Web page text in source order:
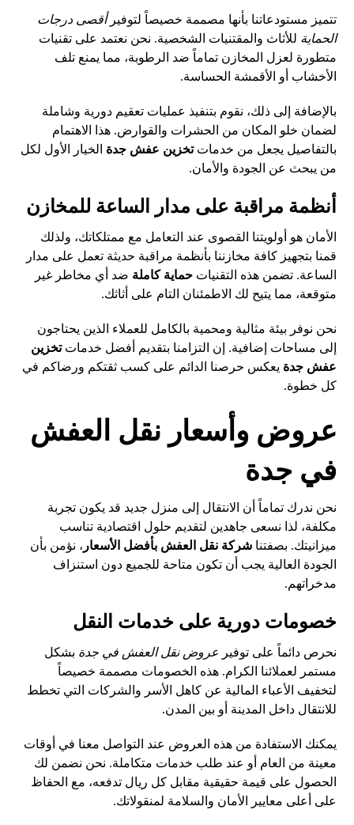
تتميز مستودعاتنا بأنها مصممة خصيصاً لتوفيرأقصى درجات
الحماية للأثاث والمقتنيات الشخصية. نحن نعتمد على تقنيات
متطورة لعزل المخازن تماماً ضد الرطوبة، مما يمنع تلف
الأخشاب أو الأقمشة الحساسة.
بالإضافة إلى ذلك، نقوم بتنفيذ عمليات تعقيم دورية وشاملة
لضمان خلو المكان من الحشرات والقوارض. هذا الاهتمام
بالتفاصيل يجعل من خدماتتخزين عفش جدة الخيار الأول لكل
من يبحث عن الجودة والأمان.
أنظمة مراقبة على مدار الساعة للمخازن
الأمان هو أولويتنا القصوى عند التعامل مع ممتلكاتك، ولذلك
قمنا بتجهيز كافة مخازننا بأنظمة مراقبة حديثة تعمل على مدار
الساعة. تضمن هذه التقنياتحماية كاملة ضد أي مخاطر غير
متوقعة، مما يتيح لك الاطمئنان التام على أثاثك.
نحن نوفر بيئة مثالية ومحمية بالكامل للعملاء الذين يحتاجون
إلى مساحات إضافية. إن التزامنا بتقديم أفضل خدماتتخزين
عفش جدة يعكس حرصنا الدائم على كسب ثقتكم ورضاكم في
كل خطوة.
عروض وأسعار نقل العفش
في جدة
نحن ندرك تماماً أن الانتقال إلى منزل جديد قد يكون تجربة
مكلفة، لذا نسعى جاهدين لتقديم حلول اقتصادية تناسب
ميزانيتك. بصفتناشركة نقل العفش بأفضل الأسعار ، نؤمن بأن
الجودة العالية يجب أن تكون متاحة للجميع دون استنزاف
مدخراتهم.
خصومات دورية على خدمات النقل
نحرص دائماً على توفير عروض نقل العفش في جدة بشكل
مستمر لعملائنا الكرام. هذه الخصومات مصممة خصيصاً
لتخفيف الأعباء المالية عن كاهل الأسر والشركات التي تخطط
للانتقال داخل المدينة أو بين المدن.
يمكنك الاستفادة من هذه العروض عند التواصل معنا في أوقات
معينة من العام أو عند طلب خدمات متكاملة. نحن نضمن لك
الحصول على قيمة حقيقية مقابل كل ريال تدفعه، مع الحفاظ
على أعلى معايير الأمان والسلامة لمنقولاتك.